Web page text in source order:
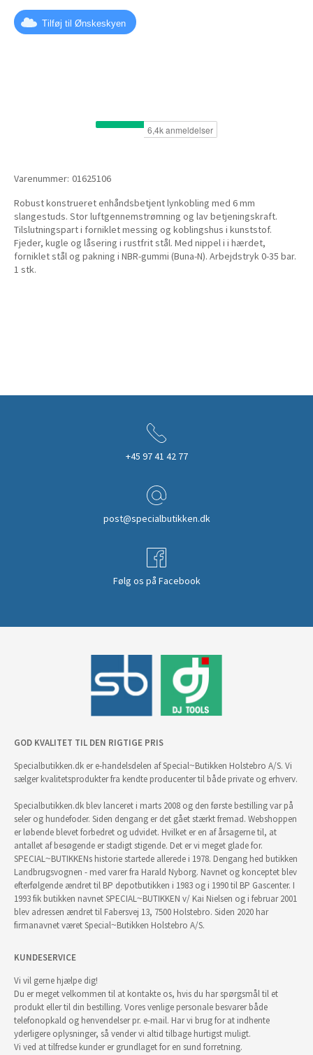
Tilføj til Ønskeskyen
Varenummer: 01625106
Robust konstrueret enhåndsbetjent lynkobling med 6 mm
slangestuds. Stor luftgennemstrømning og lav betjeningskraft.
Tilslutningspart i forniklet messing og koblingshus i kunststof.
Fjeder, kugle og låsering i rustfrit stål. Med nippel i i hærdet,
forniklet stål og pakning i NBR-gummi (Buna-N). Arbejdstryk 0-35 bar.
1 stk.
+45 97 41 42 77
post@specialbutikken.dk
Følg os på Facebook
GOD KVALITET TIL DEN RIGTIGE PRIS
Specialbutikken.dk er e-handelsdelen af Special~Butikken Holstebro A/S. Vi
sælger kvalitetsprodukter fra kendte producenter til både private og erhverv.
Specialbutikken.dk blev lanceret i marts 2008 og den første bestilling var på
seler og hundefoder. Siden dengang er det gået stærkt fremad. Webshoppen
er løbende blevet forbedret og udvidet. Hvilket er en af årsagerne til, at
antallet af besøgende er stadigt stigende. Det er vi meget glade for.
SPECIAL~BUTIKKENs historie startede allerede i 1978. Dengang hed butikken
Landbrugsvognen - med varer fra Harald Nyborg. Navnet og konceptet blev
efterfølgende ændret til BP depotbutikken i 1983 og i 1990 til BP Gascenter. I
1993 fik butikken navnet SPECIAL~BUTIKKEN v/ Kai Nielsen og i februar 2001
blev adressen ændret til Fabersvej 13, 7500 Holstebro. Siden 2020 har
firmanavnet været Special~Butikken Holstebro A/S.
KUNDESERVICE
Vi vil gerne hjælpe dig!
Du er meget velkommen til at kontakte os, hvis du har spørgsmål til et
produkt eller til din bestilling. Vores venlige personale besvarer både
telefonopkald og henvendelser pr. e-mail. Har vi brug for at indhente
yderligere oplysninger, så vender vi altid tilbage hurtigst muligt.
Vi ved at tilfredse kunder er grundlaget for en sund forretning.